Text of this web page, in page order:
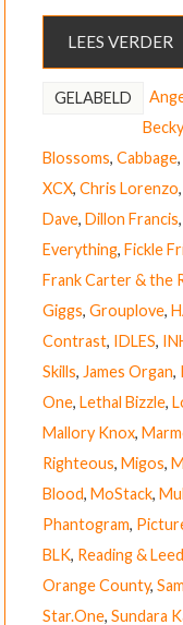
LEES VERDER
GELABELD
Blossoms, Cabbage,
XCX, Chris Lorenzo,
Dave, Dillon Francis,
Everything, Fickle
Frank Carter & the
Giggs, Grouplove,
Contrast, IDLES,
Skills, James Organ,
One, Lethal Bizzle,
Mallory Knox,
Righteous, Migos,
Blood, MoStack,
Phantogram,
BLK, Reading &
Orange County,
Star.One, Sundara